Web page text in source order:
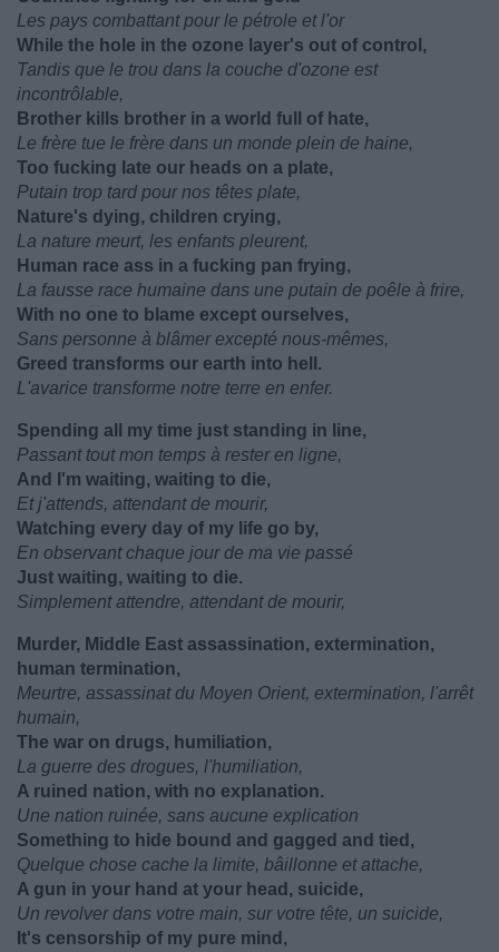
Les pays combattant pour le pétrole et l'or
While the hole in the ozone layer's out of control,
Tandis que le trou dans la couche d'ozone est
incontrôlable,
Brother kills brother in a world full of hate,
Le frère tue le frère dans un monde plein de haine,
Too fucking late our heads on a plate,
Putain trop tard pour nos têtes plate,
Nature's dying, children crying,
La nature meurt, les enfants pleurent,
Human race ass in a fucking pan frying,
La fausse race humaine dans une putain de poêle à frire,
With no one to blame except ourselves,
Sans personne à blâmer excepté nous-mêmes,
Greed transforms our earth into hell.
L'avarice transforme notre terre en enfer.
Spending all my time just standing in line,
Passant tout mon temps à rester en ligne,
And I'm waiting, waiting to die,
Et j'attends, attendant de mourir,
Watching every day of my life go by,
En observant chaque jour de ma vie passé
Just waiting, waiting to die.
Simplement attendre, attendant de mourir,
Murder, Middle East assassination, extermination,
human termination,
Meurtre, assassinat du Moyen Orient, extermination, l'arrêt
humain,
The war on drugs, humiliation,
La guerre des drogues, l'humiliation,
A ruined nation, with no explanation.
Une nation ruinée, sans aucune explication
Something to hide bound and gagged and tied,
Quelque chose cache la limite, bâillonne et attache,
A gun in your hand at your head, suicide,
Un revolver dans votre main, sur votre tête, un suicide,
It's censorship of my pure mind,